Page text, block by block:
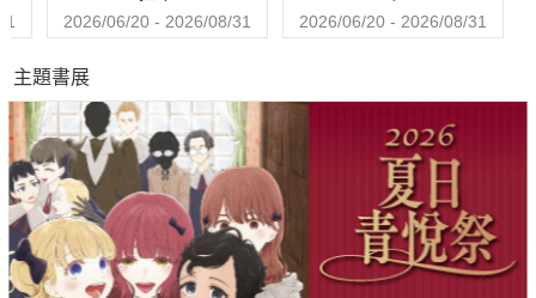
2026/06/20 - 2026/08/31 2026/06/20 - 2026/08/31
主題書展